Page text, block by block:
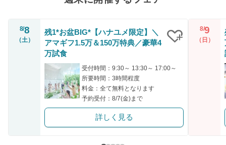
8/8
（土）
残1*お盆BIG*【ハナユメ限定】＼
アマギフ1.5万＆150万特典／豪華4
万試食
受付時間：9:30～ 13:30～ 17:00～
所要時間：3時間程度
料金：全て無料となります
予約受付：8/7(金)まで
詳しく見る
8/9
（日）